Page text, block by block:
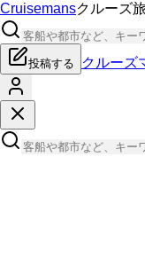
Cruisemansクルーズ
投稿する クルーズ